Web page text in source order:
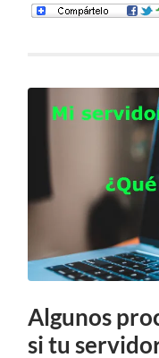
Algunos
si tu